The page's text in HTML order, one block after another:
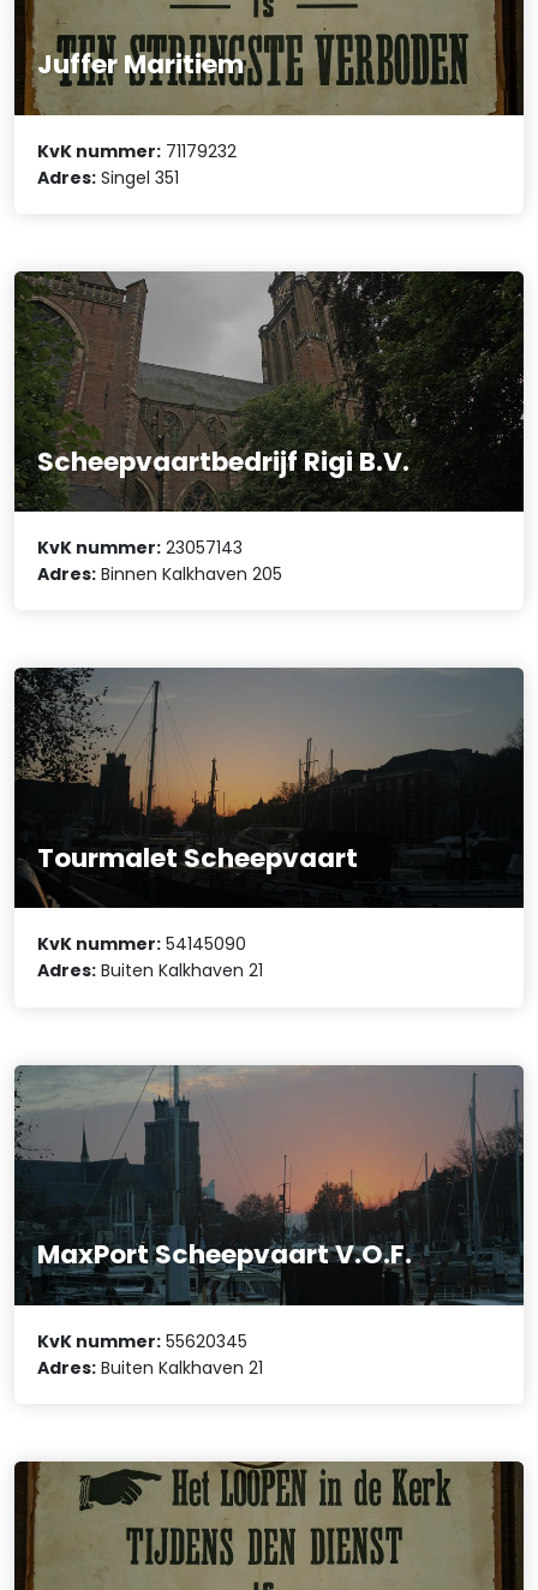
Juffer Maritiem
KvK nummer: 71179232
Adres: Singel 351
Scheepvaartbedrijf Rigi B.V.
KvK nummer: 23057143
Adres: Binnen Kalkhaven 205
Tourmalet Scheepvaart
KvK nummer: 54145090
Adres: Buiten Kalkhaven 21
MaxPort Scheepvaart V.O.F.
KvK nummer: 55620345
Adres: Buiten Kalkhaven 21